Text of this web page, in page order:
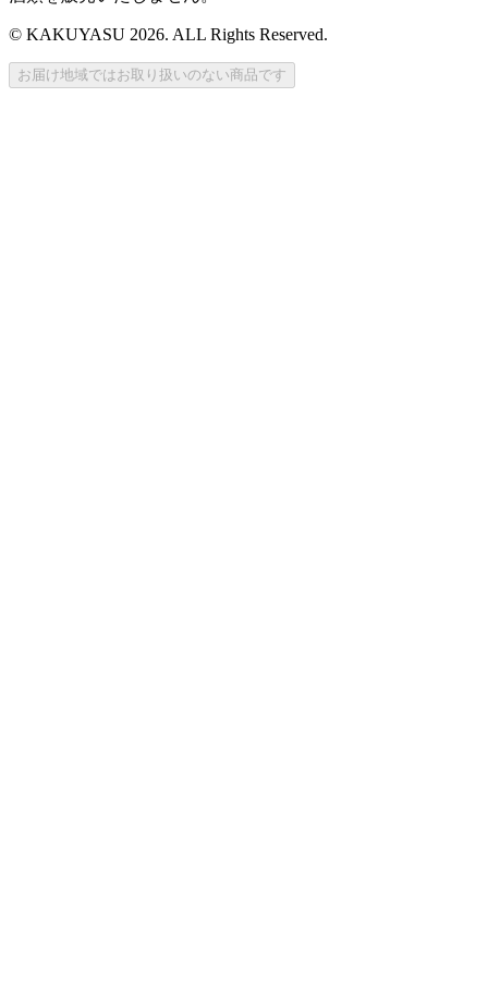
© KAKUYASU 2026. ALL Rights Reserved.
お届け地域ではお取り扱いのない商品です